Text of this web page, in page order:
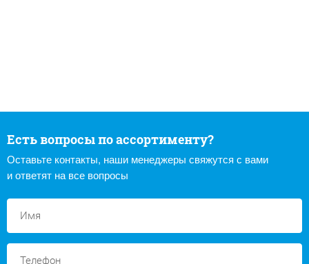
Есть вопросы по ассортименту?
Оставьте контакты, наши менеджеры свяжутся с вами
и ответят на все вопросы